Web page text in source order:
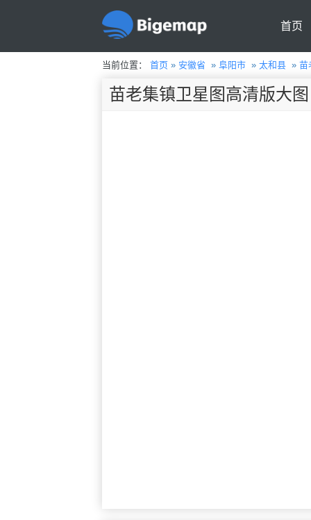
首页
当前位置： 首页» 安徽省 » 阜阳市» 太和县» 苗
苗老集镇卫星图高清版大图